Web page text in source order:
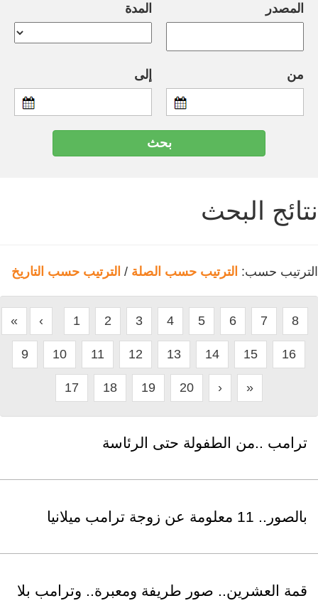
المصدر المدة
من إلى
نتائج البحث
الترتيب حسب: الترتيب حسب الصلة / الترتيب حسب التاريخ
« ‹ 1 2 3 4 5 6 7 8
9 10 11 12 13 14 15 16
17 18 19 20 › »
ترامب ..من الطفولة حتى الرئاسة
بالصور.. 11 معلومة عن زوجة ترامب ميلانيا
قمة العشرين.. صور طريفة ومعبرة.. وترامب بلا